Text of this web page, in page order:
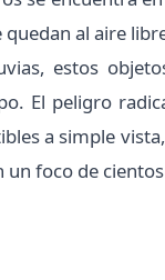
al aire
estos
El peligro
a simple
foco de